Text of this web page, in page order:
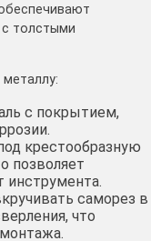
толстыми
с покрытием,
крестообразную
позволяет
инструмента.
саморез в
что